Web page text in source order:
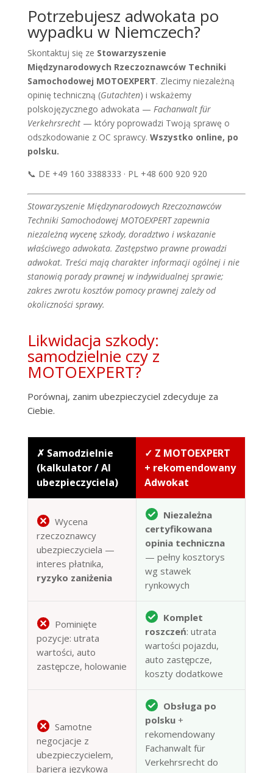
Potrzebujesz adwokata po
wypadku w Niemczech?
Skontaktuj się ze Stowarzyszenie
Międzynarodowych Rzeczoznawców Techniki
Samochodowej MOTOEXPERT. Zlecimy niezależną
opinię techniczną (Gutachten) i wskażemy
polskojęzycznego adwokata — Fachanwalt für
Verkehrsrecht— który poprowadzi Twoją sprawę o
odszkodowanie z OC sprawcy. Wszystko online, po
polsku.
📞 DE +49 160 3388333 · PL +48 600 920 920
Stowarzyszenie Międzynarodowych Rzeczoznawców
Techniki Samochodowej MOTOEXPERT zapewnia
niezależną wycenę szkody, doradztwo i wskazanie
właściwego adwokata. Zastępstwo prawne prowadzi
adwokat. Treści mają charakter informacji ogólnej i nie
stanowią porady prawnej w indywidualnej sprawie;
zakres zwrotu kosztów pomocy prawnej zależy od
okoliczności sprawy.
Likwidacja szkody:
samodzielnie czy z
MOTOEXPERT?
Porównaj, zanim ubezpieczyciel zdecyduje za
Ciebie.
✗ Samodzielnie
(kalkulator / AI
ubezpieczyciela)
✓ Z MOTOEXPERT
+ rekomendowany
Adwokat
Wycena
rzeczoznawcy
ubezpieczyciela —
interes płatnika,
ryzyko zaniżenia
Niezależna
certyfikowana
opinia techniczna
— pełny kosztorys
wg stawek
rynkowych
Pominięte
pozycje: utrata
wartości, auto
zastępcze, holowanie
Komplet
roszczeń: utrata
wartości pojazdu,
auto zastępcze,
koszty dodatkowe
Samotne
negocjacje z
ubezpieczycielem,
bariera językowa
Obsługa po
polsku+
rekomendowany
Fachanwalt für
Verkehrsrecht do